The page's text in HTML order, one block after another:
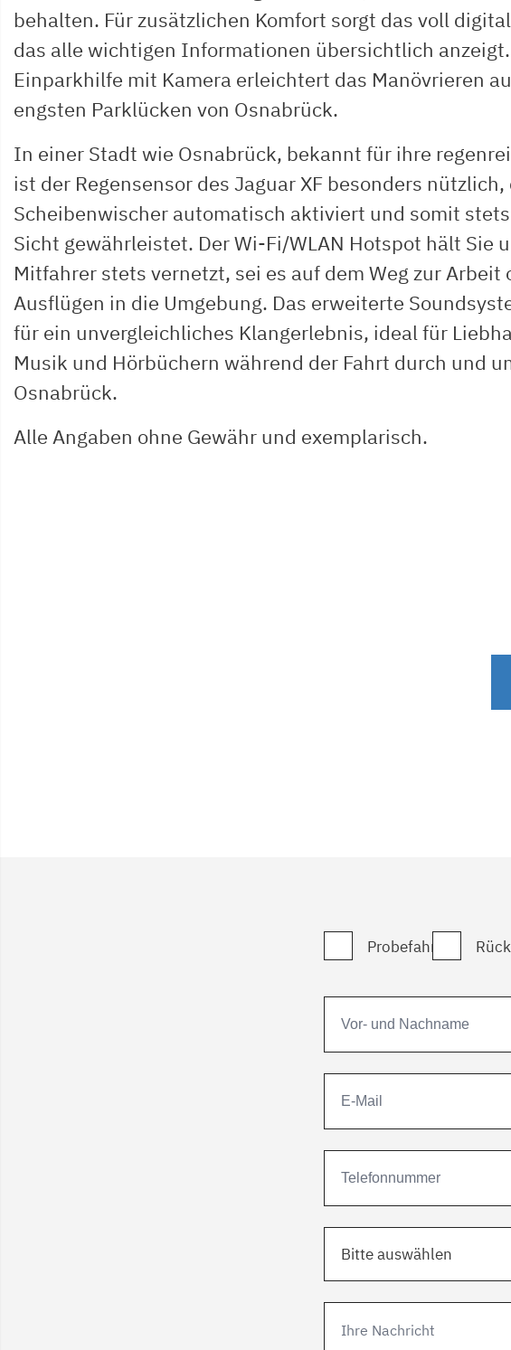
behalten. Für zusätzlichen Komfort sorgt das voll
das alle wichtigen Informationen übersichtlich
Einparkhilfe mit Kamera erleichtert das Manövrieren
engsten Parklücken von Osnabrück.
In einer Stadt wie Osnabrück, bekannt für ihre
ist der Regensensor des Jaguar XF besonders nützlich,
Scheibenwischer automatisch aktiviert und somit
Sicht gewährleistet. Der Wi-Fi/WLAN Hotspot hält Sie
Mitfahrer stets vernetzt, sei es auf dem Weg zur Arbeit
Ausflügen in die Umgebung. Das erweiterte
für ein unvergleichliches Klangerlebnis, ideal für
Musik und Hörbüchern während der Fahrt durch und
Osnabrück.
Alle Angaben ohne Gewähr und exemplarisch.
Probefahrt
Bitte auswählen